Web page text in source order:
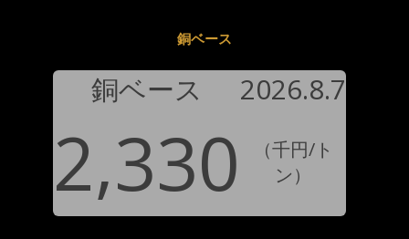
銅ベース
銅ベース 2026.8.7
2,330
（千円/ト
ン）